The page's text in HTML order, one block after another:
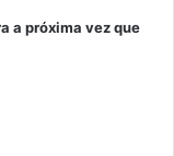
a próxima vez que